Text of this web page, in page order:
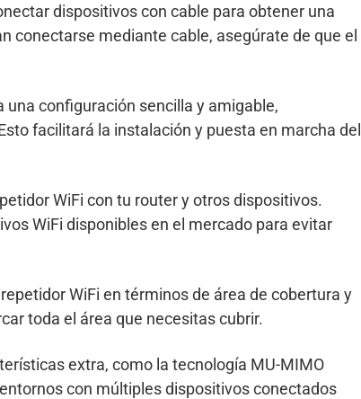
dispositivos con cable para obtener una
conectarse mediante cable, asegúrate de que el
una configuración sencilla y amigable,
facilitará la instalación y puesta en marcha del
WiFi con tu router y otros dispositivos.
WiFi disponibles en el mercado para evitar
WiFi en términos de área de cobertura y
toda el área que necesitas cubrir.
extra, como la tecnología MU-MIMO
con múltiples dispositivos conectados